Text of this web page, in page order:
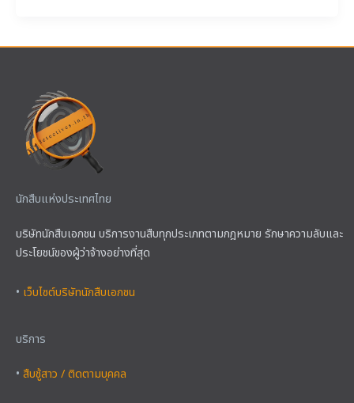
นักสืบแห่งประเทศไทย
บริษัทนักสืบเอกชน บริการงานสืบทุกประเภทตามกฎหมาย รักษาความลับและ
ประโยชน์ของผู้ว่าจ้างอย่างที่สุด
• เว็บไซต์บริษัทนักสืบเอกชน
บริการ
• สืบชู้สาว / ติดตามบุคคล